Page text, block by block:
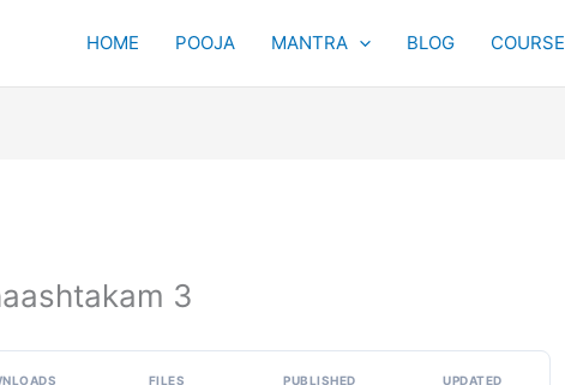
HOME POOJA MANTRA BLOG COURSE
3
FILES PUBLISHED UPDATED